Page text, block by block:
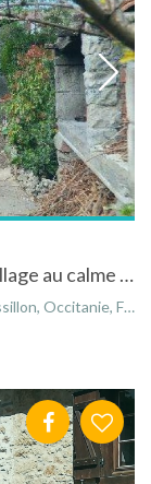
Villa indépendante en périphérie du village au calme avec terrain privé clos fleurie et arboré
Occitanie, France